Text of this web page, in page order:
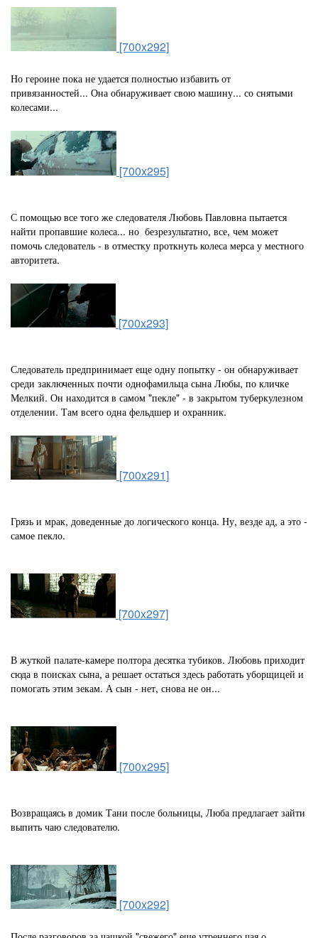
[700x292]
Но героине пока не удается полностью избавить от
привязанностей... Она обнаруживает свою машину... со снятыми
колесами...
[700x295]
С помощью все того же следователя Любовь Павловна пытается
найти пропавшие колеса... но безрезультатно, все, чем может
помочь следователь - в отместку проткнуть колеса мерса у местного
авторитета.
[700x293]
Следователь предпринимает еще одну попытку - он обнаруживает
среди заключенных почти однофамильца сына Любы, по кличке
Мелкий. Он находится в самом "пекле" - в закрытом туберкулезном
отделении. Там всего одна фельдшер и охранник.
[700x291]
Грязь и мрак, доведенные до логического конца. Ну, везде ад, а это -
самое пекло.
[700x297]
В жуткой палате-камере полтора десятка тубиков. Любовь приходит
сюда в поисках сына, а решает остаться здесь работать уборщицей и
помогать этим зекам. А сын - нет, снова не он...
[700x295]
Возвращаясь в домик Тани после больницы, Люба предлагает зайти
выпить чаю следователю.
[700x292]